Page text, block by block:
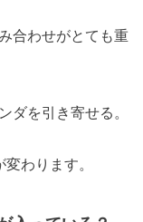
合わせがとても重
ダを引き寄せる。
わります。